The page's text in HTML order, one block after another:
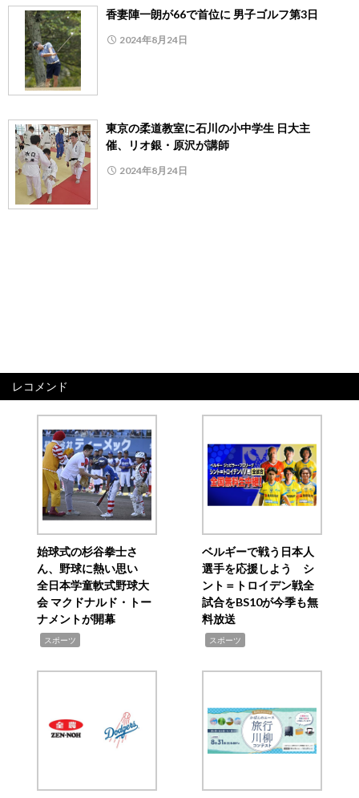
香妻陣一朗が66で首位に 男子ゴルフ第3日
2024年8月24日
東京の柔道教室に石川の小中学生 日大主
催、リオ銀・原沢が講師
2024年8月24日
レコメンド
始球式の杉谷拳士さ
ん、野球に熱い思い
全日本学童軟式野球大
会 マクドナルド・トー
ナメントが開幕
スポーツ
ベルギーで戦う日本人
選手を応援しよう シ
ント＝トロイデン戦全
試合をBS10が今季も無
料放送
スポーツ